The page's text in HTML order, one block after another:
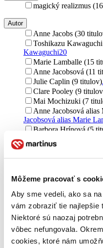
Môžeme pracovať s
Aby sme vedeli, ako sa
vám zobraziť tie najlepšie
Niektoré sú naozaj
vôbec nefungovala.
cookies, ktoré nám
magický realizmus
Autor
Anne Jacobs (30
Toshikazu
Kawaguchi20
Marie Lamballe (15
Anne Jacobsová (11
Julie Caplin (9 titulov)
Clare Pooley (9
Mai Mochizuki (7
Anne Jacobsová
Jacobsová alias Marie
Barbora Hrínová (5
Tošikazu Kawaguči
Debbie Johnsonová (3
Debbie Johnson (3
Karolína Fílová (3
Heather Webber (3
Marie Lacrosse (2
Johana Kral (2 tituly)
Anna Sólyom (2 tituly)
Julie Caplinová (1 titul)